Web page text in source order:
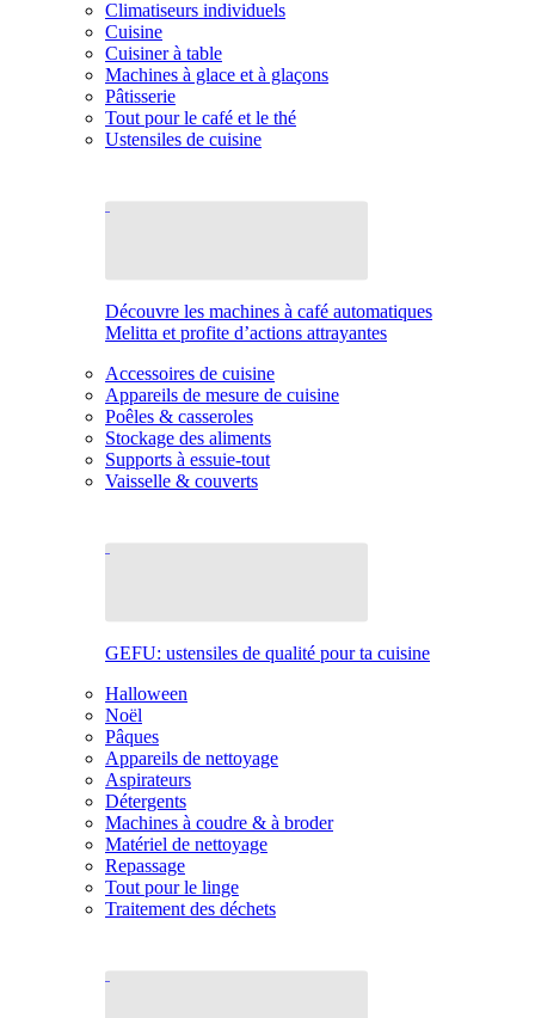
Climatiseurs individuels
Cuisine
Cuisiner à table
Machines à glace et à glaçons
Pâtisserie
Tout pour le café et le thé
Ustensiles de cuisine
Découvre les machines à café automatiques
Melitta et profite d’actions attrayantes
Accessoires de cuisine
Appareils de mesure de cuisine
Poêles & casseroles
Stockage des aliments
Supports à essuie-tout
Vaisselle & couverts
GEFU: ustensiles de qualité pour ta cuisine
Halloween
Noël
Pâques
Appareils de nettoyage
Aspirateurs
Détergents
Machines à coudre & à broder
Matériel de nettoyage
Repassage
Tout pour le linge
Traitement des déchets